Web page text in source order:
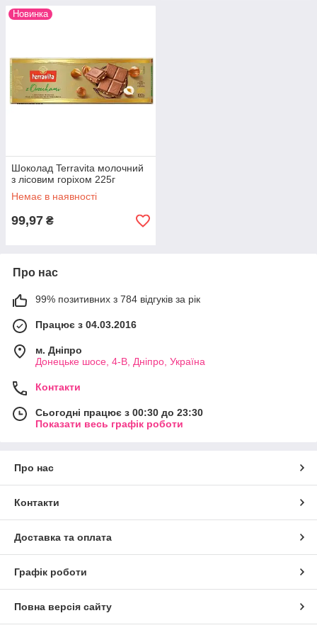
Новинка
Шоколад Terravita молочний
з лісовим горіхом 225г
Немає в наявності
99,97 ₴
Про нас
99% позитивних з 784 відгуків за рік
Працює з 04.03.2016
м. Дніпро
Донецьке шосе, 4-В, Дніпро, Україна
Контакти
Сьогодні працює з 00:30 до 23:30
Показати весь графік роботи
Про нас
Контакти
Доставка та оплата
Графік роботи
Повна версія сайту